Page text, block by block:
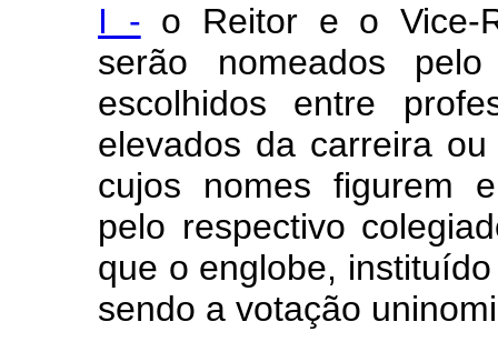
I - o Reitor e o Vice-
serão nomeados
escolhidos entre
elevados da carreira
cujos nomes figurem
pelo respectivo
que o englobe,
sendo a votação